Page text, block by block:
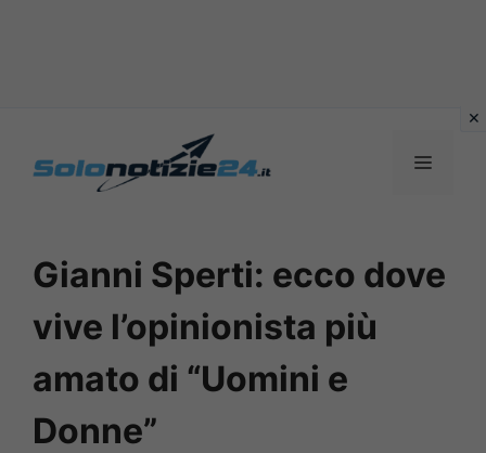
MENU
Gianni Sperti: ecco dove
vive l’opinionista più
amato di “Uomini e
Donne”